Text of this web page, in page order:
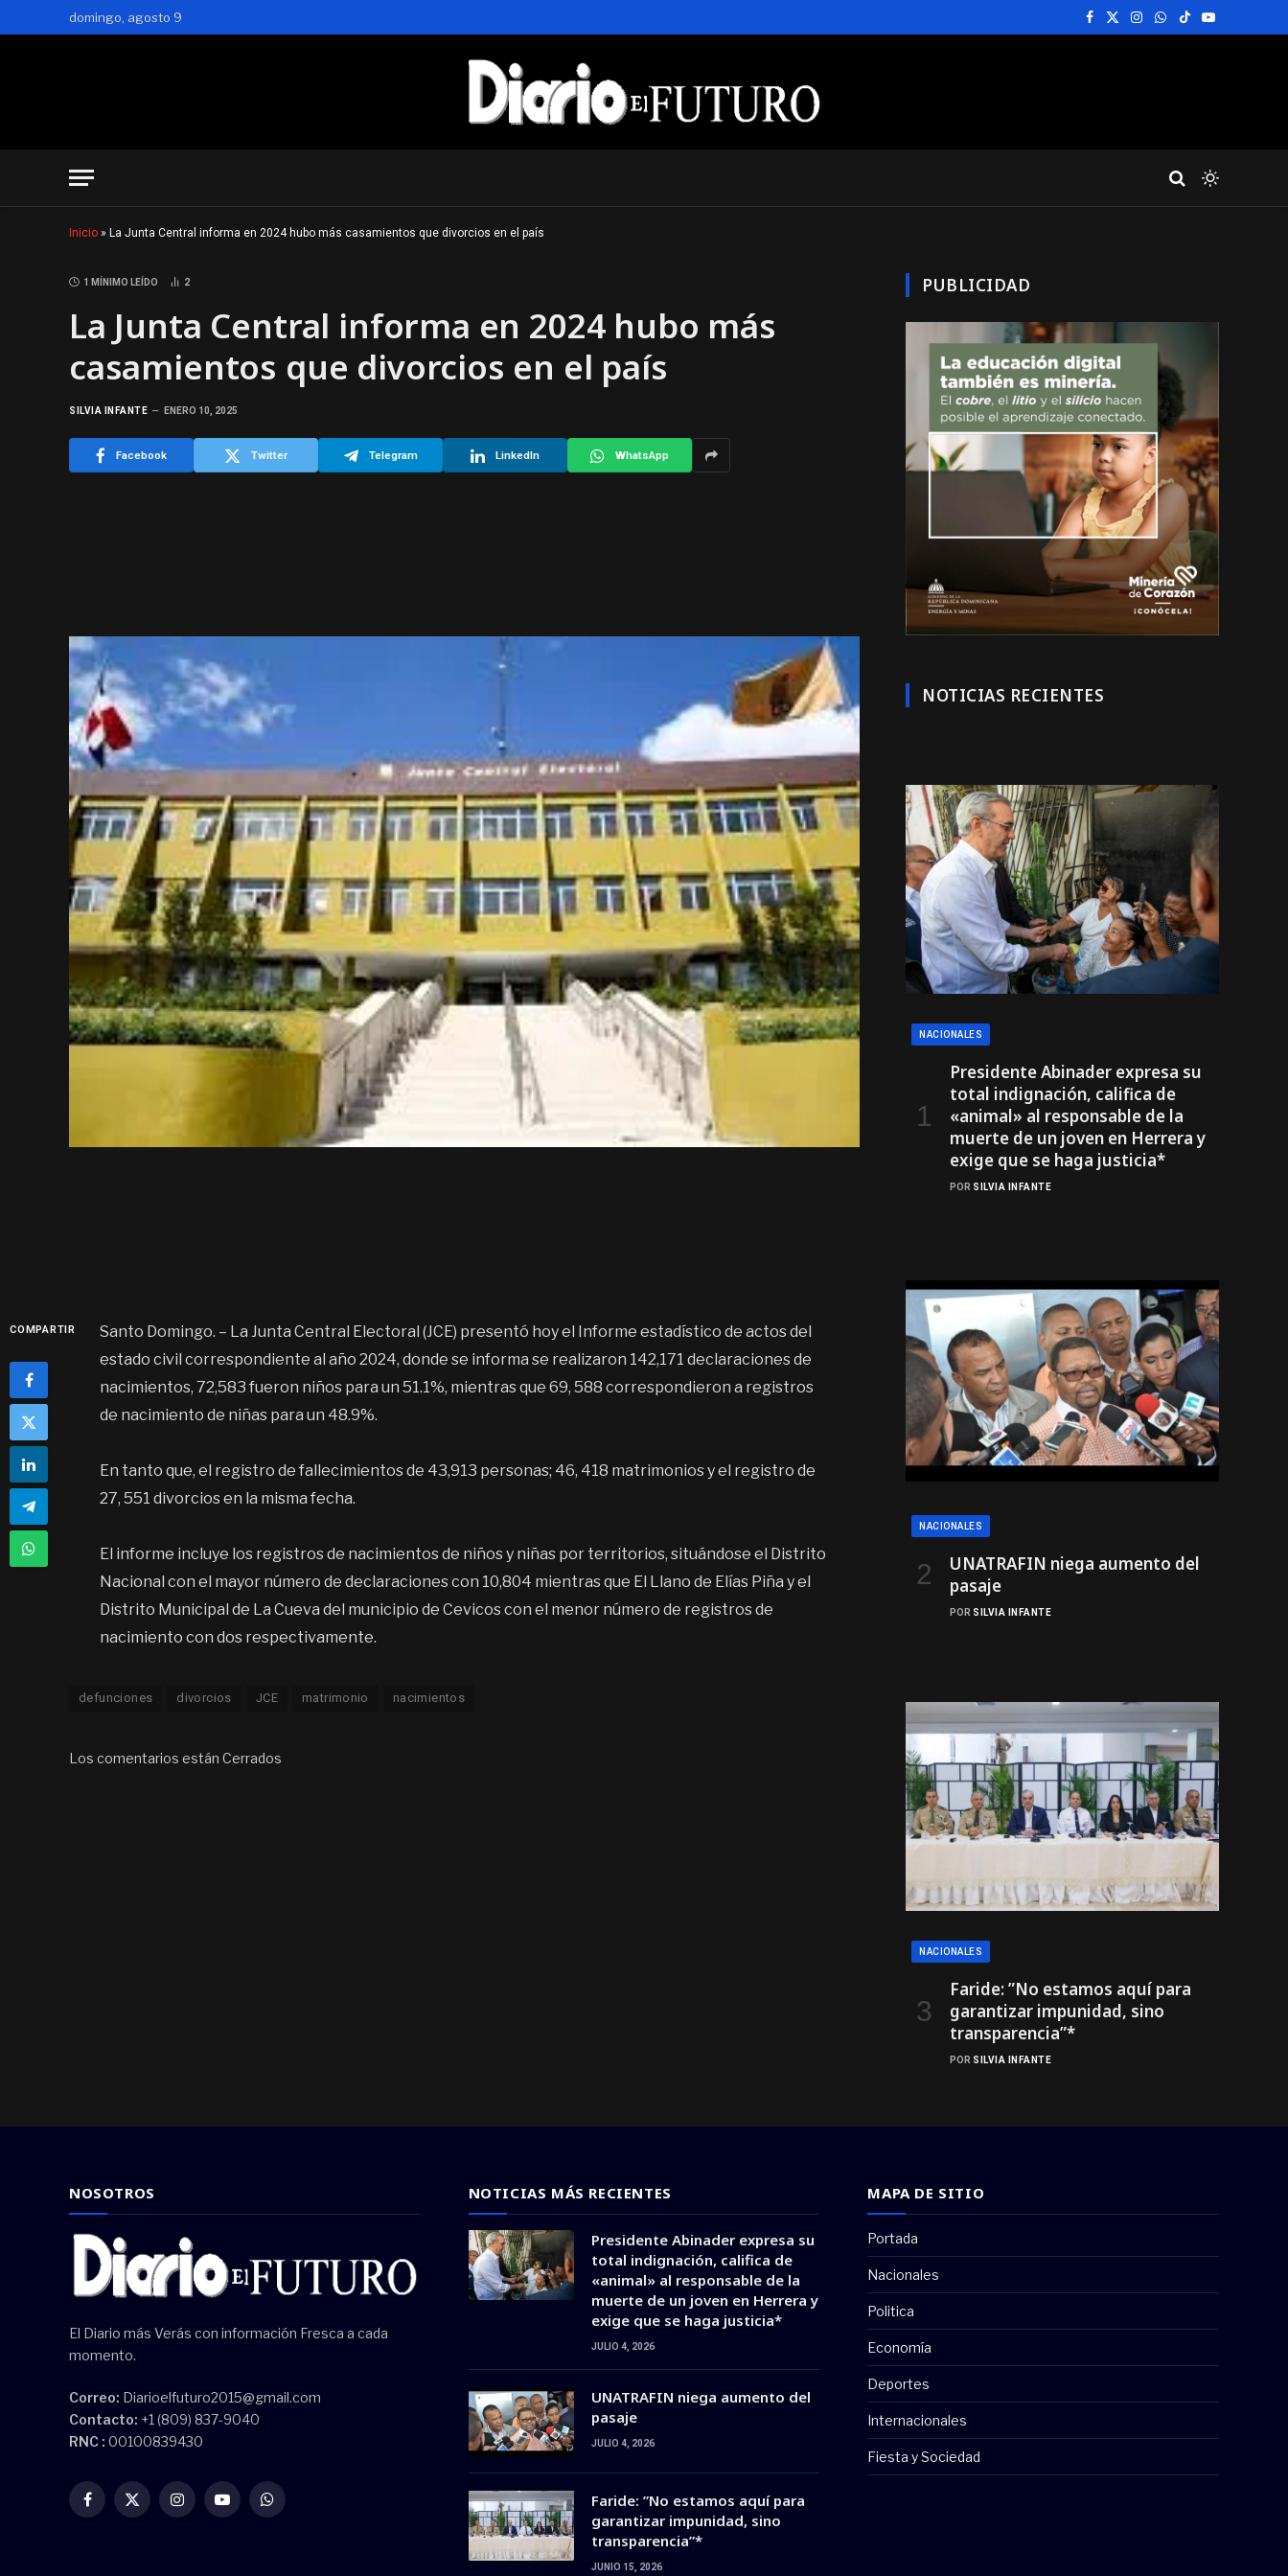
domingo, agosto 9
Facebook
X
Instagram
WhatsApp
TikTokYouTube
Inicio » La Junta Central informa en 2024 hubo más casamientos que divorcios en el país
1 MÍNIMO LEÍDO 2
La Junta Central informa en 2024 hubo más
casamientos que divorcios en el país
SILVIA INFANTE ENERO 10, 2025
Facebook Twitter Telegram LinkedIn WhatsApp
COMPARTIR
Santo Domingo. – La Junta Central Electoral (JCE) presentó hoy el Informe estadístico de actos del
estado civil correspondiente al año 2024, donde se informa se realizaron 142,171 declaraciones de
nacimientos, 72,583 fueron niños para un 51.1%, mientras que 69, 588 correspondieron a registros
de nacimiento de niñas para un 48.9%.
En tanto que, el registro de fallecimientos de 43,913 personas; 46, 418 matrimonios y el registro de
27, 551 divorcios en la misma fecha.
El informe incluye los registros de nacimientos de niños y niñas por territorios, situándose el Distrito
Nacional con el mayor número de declaraciones con 10,804 mientras que El Llano de Elías Piña y el
Distrito Municipal de La Cueva del municipio de Cevicos con el menor número de registros de
nacimiento con dos respectivamente.
defunciones divorcios JCE matrimonio nacimientos
Los comentarios están Cerrados
PUBLICIDAD
NOTICIAS RECIENTES
NACIONALES
Presidente Abinader expresa su
total indignación, califica de
«animal» al responsable de la
muerte de un joven en Herrera y
exige que se haga justicia*
POR SILVIA INFANTE
NACIONALES
UNATRAFIN niega aumento del
pasaje
POR SILVIA INFANTE
NACIONALES
Faride: ”No estamos aquí para
garantizar impunidad, sino
transparencia”*
POR SILVIA INFANTE
NOSOTROS
El Diario más Verás con información Fresca a cada
momento.
Correo: Diarioelfuturo2015@gmail.com
Contacto: +1 (809) 837-9040
RNC : 00100839430
Facebook
X
InstagramYouTubeWhatsApp
NOTICIAS MÁS RECIENTES
Presidente Abinader expresa su
total indignación, califica de
«animal» al responsable de la
muerte de un joven en Herrera y
exige que se haga justicia*
JULIO 4, 2026
UNATRAFIN niega aumento del
pasaje
JULIO 4, 2026
Faride: ”No estamos aquí para
garantizar impunidad, sino
transparencia”*
JUNIO 15, 2026
MAPA DE SITIO
Portada
Nacionales
Politica
Economía
Deportes
Internacionales
Fiesta y Sociedad